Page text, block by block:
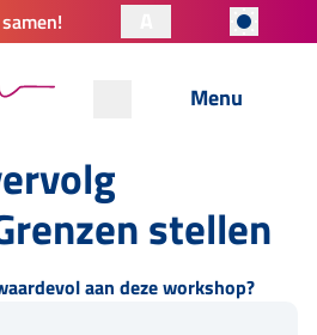
Menu
stellen
aan deze workshop?